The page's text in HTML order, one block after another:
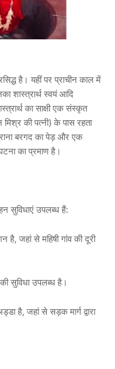
है। यहीं पर प्राचीन काल में
शास्त्रार्थ स्वयं आदि
का साक्षी एक संस्कृत
मिश्र की पत्नी) के पास रहता
बरगद का पेड़ और एक
का प्रमाण है।
सुविधाएं उपलब्ध हैं:
जहां से महिषी गांव की दूरी
सुविधा उपलब्ध है।
है, जहां से सड़क मार्ग द्वारा